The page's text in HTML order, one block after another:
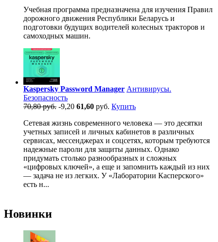
Учебная программа предназначена для изучения Правил
дорожного движения Республики Беларусь и
подготовки будущих водителей колесных тракторов и
самоходных машин.
Kaspersky Password Manager Антивирусы.
Безопасность
70,80 руб. -9,20 61,60 руб. Купить
Сетевая жизнь современного человека — это десятки
учетных записей и личных кабинетов в различных
сервисах, мессенджерах и соцсетях, которым требуются
надежные пароли для защиты данных. Однако
придумать столько разнообразных и сложных
«цифровых ключей», а еще и запомнить каждый из них
— задача не из легких. У «Лаборатории Касперского»
есть н...
Новинки